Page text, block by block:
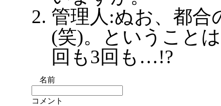
管理人:ぬお、都合
(笑)。ということ
回も3回も…!?
名前
コメント